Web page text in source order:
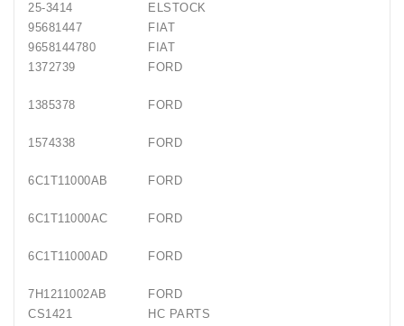
25-3414
ELSTOCK
95681447
FIAT
9658144780
FIAT
1372739
FORD
1385378 FORD
1574338 FORD
6C1T11000AB FORD
6C1T11000AC FORD
6C1T11000AD FORD
7H1211002AB
FORD
CS1421
HC PARTS